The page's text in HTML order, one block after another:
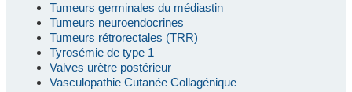
Tumeurs germinales du médiastin
Tumeurs neuroendocrines
Tumeurs rétrorectales (TRR)
Tyrosémie de type 1
Valves urètre postérieur
Vasculopathie Cutanée Collagénique